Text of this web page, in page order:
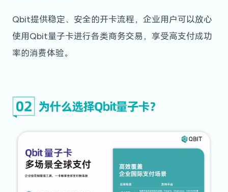
Qbit提供稳定、安全的开卡流程，企业用户可以放心
使用Qbit量子卡进行各类商务交易，享受高支付成功
率的消费体验。